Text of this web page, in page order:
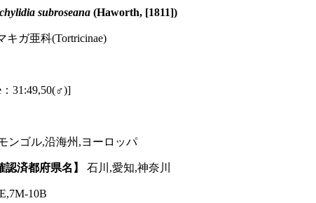
subroseana (Haworth, [1811])
キガ亜科(Tortricinae)
31:49,50(♂)]
ンゴル,沿海州,ヨーロッパ
認済都府県名】 石川,愛知,神奈川
10B